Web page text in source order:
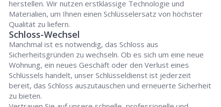
herstellen. Wir nutzen erstklassige Technologie und
Materialien, um Ihnen einen Schlüsselersatz von höchster
Qualität zu liefern.
Schloss-Wechsel
Manchmal ist es notwendig, das Schloss aus
Sicherheitsgründen zu wechseln. Ob es sich um eine neue
Wohnung, ein neues Geschäft oder den Verlust eines
Schlüssels handelt, unser Schlüsseldienst ist jederzeit
bereit, das Schloss auszutauschen und erneuerte Sicherheit
zu bieten.